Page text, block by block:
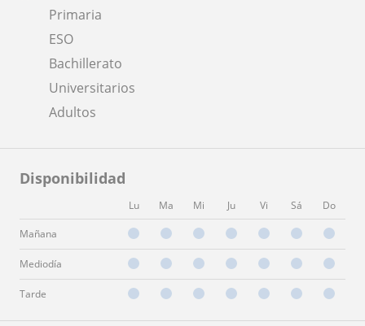
Primaria
ESO
Bachillerato
Universitarios
Adultos
Disponibilidad
Lu Ma Mi Ju Vi Sá Do
Mañana
Mediodía
Tarde